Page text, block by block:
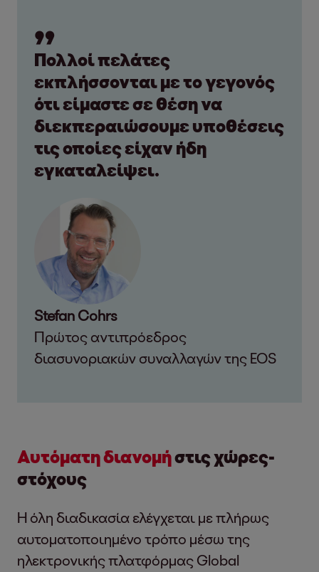
Πολλοί πελάτες
εκπλήσσονται με το γεγονός
ότι είμαστε σε θέση να
διεκπεραιώσουμε υποθέσεις
τις οποίες είχαν ήδη
εγκαταλείψει.
Stefan Cohrs
Πρώτος αντιπρόεδρος
διασυνοριακών συναλλαγών της EOS
Αυτόματη διανομήστις χώρες-
στόχους
Η όλη διαδικασία ελέγχεται με πλήρως
αυτοματοποιημένο τρόπο μέσω της
ηλεκτρονικής πλατφόρμας Global